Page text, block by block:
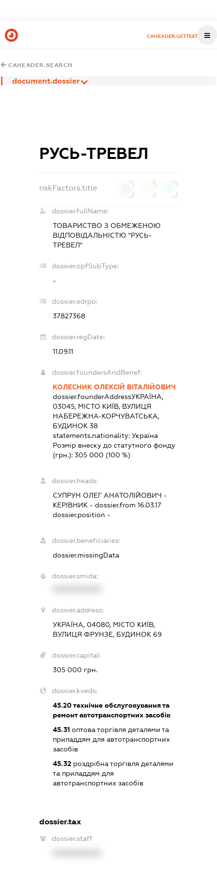
CAHEADER.GETTEST
CAHEADER.SEARCH
document.dossier
РУСЬ-ТРЕВЕЛ
riskFactors.title
dossier.fullName:
ТОВАРИСТВО З ОБМЕЖЕНОЮ
ВІДПОВІДАЛЬНІСТЮ "РУСЬ-
ТРЕВЕЛ"
dossier.opfSubType:
-
dossier.edrpo:
37827368
dossier.regDate:
11.09.11
dossier.foundersAndBenef:
КОЛЕСНИК ОЛЕКСІЙ ВІТАЛІЙОВИЧ
dossier.founderAddressУКРАЇНА,
03045, МІСТО КИЇВ, ВУЛИЦЯ
НАБЕРЕЖНА-КОРЧУВАТСЬКА,
БУДИНОК 38
statements.nationality: Україна
Розмір внеску до статутного фонду
(грн.): 305 000 (100 %)
dossier.heads:
СУПРУН ОЛЕГ АНАТОЛІЙОВИЧ -
КЕРІВНИК- dossier.from 16.03.17
dossier.position -
dossier.beneficiaries:
dossier.missingData
dossier.smida:
dossier.address:
УКРАЇНА, 04080, МІСТО КИЇВ,
ВУЛИЦЯ ФРУНЗЕ, БУДИНОК 69
dossier.capital:
305 000 грн.
dossier.kveds:
45.20технічне обслуговування та
ремонт автотранспортних засобів
45.31оптова торгівля деталями та
приладдям для автотранспортних
засобів
45.32роздрібна торгівля деталями
та приладдям для
автотранспортних засобів
dossier.tax
dossier.staff